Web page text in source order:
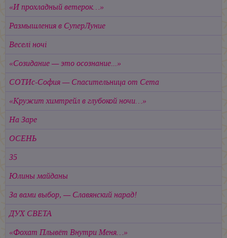
«И прохладный ветерок…»
Размышления в СуперЛуние
Веселi ночi
«Созидание — это осознание...»
СОТИс-София — Спасительница от Сета
«Кружит химтрейл в глубокой ночи…»
На Заре
ОСЕНЬ
35
Юлины майданы
За вами выбор, — Славянский нарад!
ДУХ СВЕТА
«Фохат Плывёт Внутри Меня…»